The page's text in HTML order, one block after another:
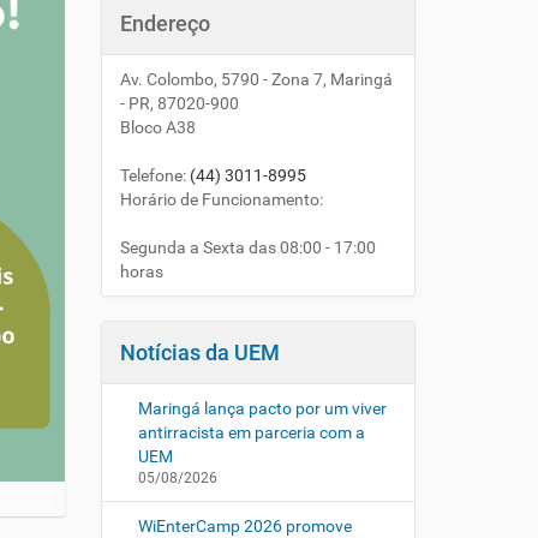
Endereço
Av. Colombo, 5790 - Zona 7, Maringá
- PR, 87020-900
Bloco A38
Telefone: (44) 3011-8995
Horário de Funcionamento:
Segunda a Sexta das 08:00 - 17:00
horas
Notícias da UEM
Maringá lança pacto por um viver
antirracista em parceria com a
UEM
05/08/2026
WiEnterCamp 2026 promove